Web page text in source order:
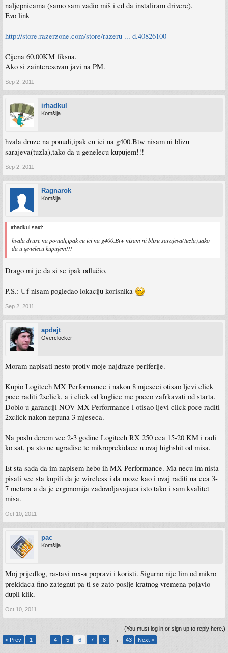
naljepnicama (samo sam vadio miš i cd da instaliram drivere).
Evo link
http://store.razerzone.com/store/razeru ... d.40826100
Cijena 60,00KM fiksna.
Ako si zainteresovan javi na PM.
Sep 2, 2011
irhadkul
Komšija
hvala druze na ponudi,ipak cu ici na g400.Btw nisam ni blizu
sarajeva(tuzla),tako da u genelecu kupujem!!!
Sep 2, 2011
Ragnarok
Komšija
irhadkul said:
hvala druze na ponudi,ipak cu ici na g400.Btw nisam ni blizu sarajeva(tuzla),tako
da u genelecu kupujem!!!
Drago mi je da si se ipak odlučio.
P.S.: Uf nisam pogledao lokaciju korisnika
Sep 2, 2011
apdejt
Overclocker
Moram napisati nesto protiv moje najdraze periferije.
Kupio Logitech MX Performance i nakon 8 mjeseci otisao ljevi click
poce raditi 2xclick, a i click od kuglice me poceo zafrkavati od starta.
Dobio u garanciji NOV MX Performance i otisao ljevi click poce raditi
2xclick nakon nepuna 3 mjeseca.
Na poslu derem vec 2-3 godine Logitech RX 250 cca 15-20 KM i radi
ko sat, pa sto ne ugradise te mikroprekidace u ovaj highshit od misa.
Et sta sada da im napisem hebo ih MX Performance. Ma necu im nista
pisati vec sta kupiti da je wireless i da moze kao i ovaj raditi na cca 3-
7 metara a da je ergonomija zadovoljavajuca isto tako i sam kvalitet
misa.
Oct 10, 2011
pac
Komšija
Moj prijedlog, rastavi mx-a popravi i koristi. Sigurno nije lim od mikro
prekidaca fino zategnut pa ti se zato poslje kratnog vremena pojavio
dupli klik.
Oct 10, 2011
(You must log in or sign up to reply here.)
< Prev
1 ← 4 5 6 7 8 → 43 Next >